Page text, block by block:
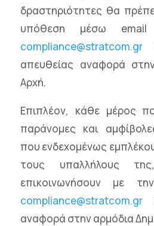
δραστηριότητες θα
υπόθεση μέσω email
compliance@stratcom.gr
απευθείας αναφορά
Αρχή.
Επιπλέον, κάθε μέρος
παράνομες και
που ενδεχομένως
τους υπαλλήλους
επικοινωνήσουν με
compliance@stratcom.grή
αναφορά στην αρμόδια